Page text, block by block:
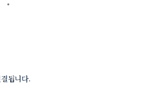
됩니다.